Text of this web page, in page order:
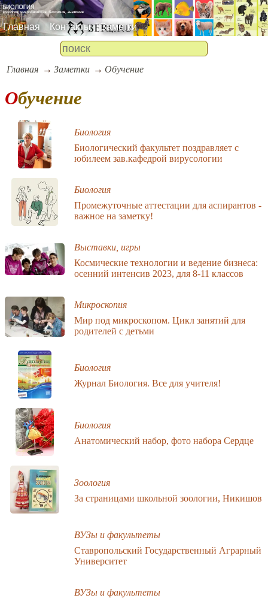
Главная Контакты Заметки
Главная Заметки Обучение
Обучение
Биология
Биологический факультет поздравляет с
юбилеем зав.кафедрой вирусологии
Биология
Промежуточные аттестации для аспирантов -
важное на заметку!
Выставки, игры
Космические технологии и ведение бизнеса:
осенний интенсив 2023, для 8-11 классов
Микроскопия
Мир под микроскопом. Цикл занятий для
родителей с детьми
Биология
Журнал Биология. Все для учителя!
Биология
Анатомический набор, фото набора Сердце
Зоология
За страницами школьной зоологии, Никишов
ВУЗы и факультеты
Ставропольский Государственный Аграрный
Университет
ВУЗы и факультеты